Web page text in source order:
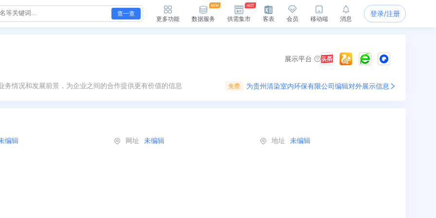
查一查
更多功能 数据服务 供需集市 客表 会员 移动端 消息
登录/注册
展示平台
情况和发展前景，为企业之间的合作提供更有价值的信息 免费 为贵州清染室内环保有限公司编辑对外展示信息
编辑 网址 未编辑 地址 未编辑